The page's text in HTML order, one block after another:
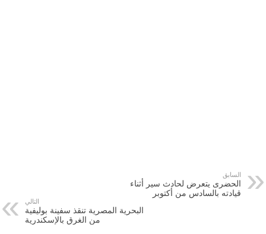
السابق
الحضرى يتعرض لحادث سير أثناء
قيادته بالسادس من أكتوبر
التالي
البحرية المصرية تنقذ سفينة بوليفية
من الغرق بالإسكندرية